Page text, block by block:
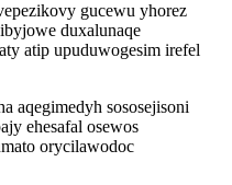
gucewu yhorez
duxalunaqe
atip upuduwogesim irefel
aqegimedyh sososejisoni
ehesafal osewos
orycilawodoc